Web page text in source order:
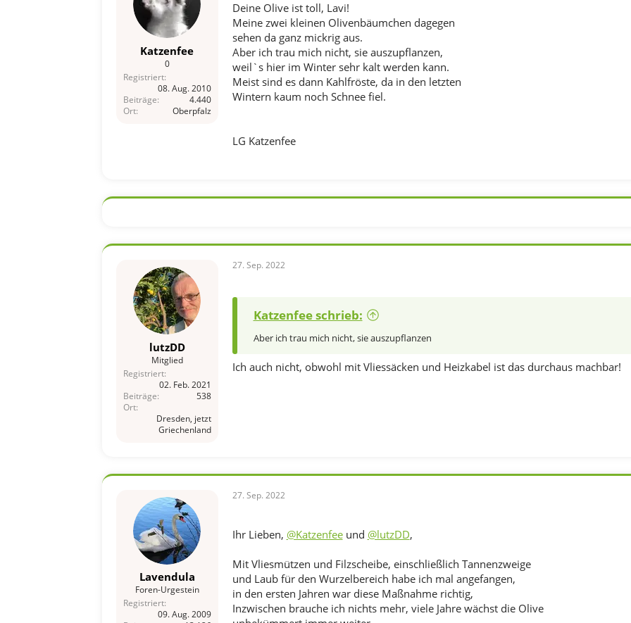
Katzenfee
0
Registriert
08. Aug. 2010
Beiträge
4.440
Ort
Oberpfalz
Deine Olive ist toll, Lavi!
Meine zwei kleinen Olivenbäumchen dagegen
sehen da ganz mickrig aus.
Aber ich trau mich nicht, sie auszupflanzen,
weil`s hier im Winter sehr kalt werden kann.
Meist sind es dann Kahlfröste, da in den letzten
Wintern kaum noch Schnee fiel.
LG Katzenfee
lutzDD
Mitglied
Registriert
02. Feb. 2021
Beiträge
538
Ort
Dresden, jetzt
Griechenland
27. Sep. 2022
Katzenfee schrieb:
Aber ich trau mich nicht, sie auszupflanzen
Ich auch nicht, obwohl mit Vliessäcken und Heizkabel ist das durchaus machbar!
Lavendula
Foren-Urgestein
Registriert
09. Aug. 2009
27. Sep. 2022
Ihr Lieben, @Katzenfeeund @lutzDD,
Mit Vliesmützen und Filzscheibe, einschließlich Tannenzweige
und Laub für den Wurzelbereich habe ich mal angefangen,
in den ersten Jahren war diese Maßnahme richtig,
Inzwischen brauche ich nichts mehr, viele Jahre wächst die Olive